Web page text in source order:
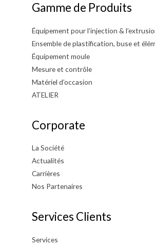
Gamme de Produits
Équipement pour l’injection &
Ensemble de plastification, buse et
Équipement moule
Mesure et contrôle
Matériel d’occasion
ATELIER
Corporate
La Société
Actualités
Carrières
Nos Partenaires
Services Clients
Services